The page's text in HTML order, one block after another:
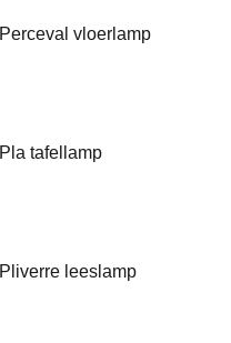
Perceval vloerlamp
Pla tafellamp
Pliverre leeslamp